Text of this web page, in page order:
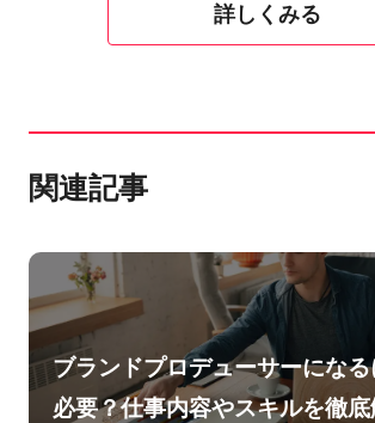
詳しくみる
関連記事
ブランドプロデューサーにな
必要？仕事内容やスキルを徹